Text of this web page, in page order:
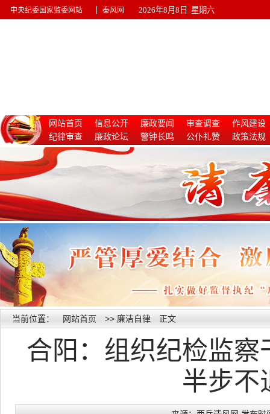
中央纪委国家监委网站 秦风网 2026年8月8日 星期六
网站首页 信息公开 廉政要闻 审查调查
作风建设
纪律审查
廉政论坛 警钟长鸣 公仆礼赞
政策法规
惩治腐败
当前位置： 网站首页 >> 廉洁自律 正文
合阳：组织纪检监
半步不